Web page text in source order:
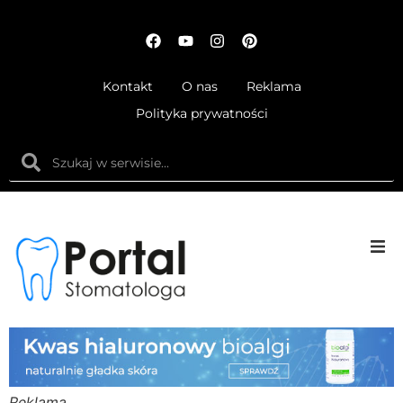
Kontakt O nas
Reklama
Polityka prywatności